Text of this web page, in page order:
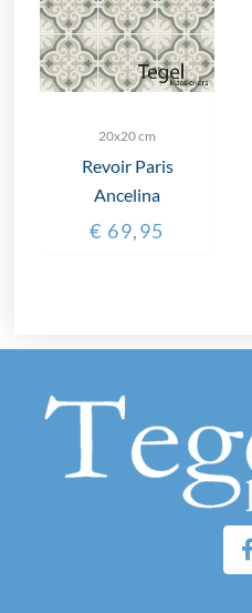
20x20 cm
Revoir Paris
Ancelina
€ 69,95